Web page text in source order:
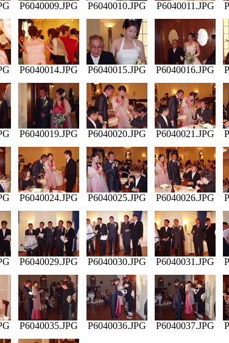
P6040009.JPG P6040010.JPG P6040011.JPG
P6040014.JPG P6040015.JPG P6040016.JPG
P6040019.JPG P6040020.JPG P6040021.JPG
P6040024.JPG P6040025.JPG P6040026.JPG
P6040029.JPG P6040030.JPG P6040031.JPG
P6040035.JPG P6040036.JPG P6040037.JPG